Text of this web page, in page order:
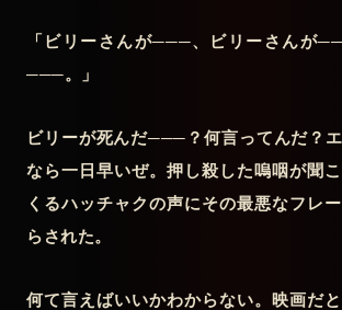
「ビリーさんが───、ビリーさんが
───。」
ビリーが死んだ───？何言ってんだ？
なら一日早いぜ。押し殺した嗚咽が聞
くるハッチャクの声にその最悪なフレ
らされた。
何て言えばいいかわからない。映画だ